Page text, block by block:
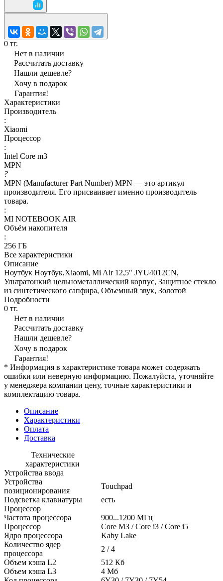
0 тг.
Нет в наличии
Рассчитать доставку
Нашли дешевле?
Хочу в подарок
Гарантия!
Характеристики
Производитель
:
Xiaomi
Процессор
:
Intel Core m3
MPN
?
MPN (Manufacturer Part Number) MPN — это артикул
производителя. Его присваивает именно производитель
товара.
:
MI NOTEBOOK AIR
Объём накопителя
:
256 ГБ
Все характеристики
Описание
Ноутбук Ноутбук,Xiaomi, Mi Air 12,5" JYU4012CN,
Ультратонкий цельнометаллический корпус, Защитное стекло
из синтетического сапфира, Объемный звук, Золoтой
Подробности
0 тг.
Нет в наличии
Рассчитать доставку
Нашли дешевле?
Хочу в подарок
Гарантия!
* Информация в характеристике товара может содержать
ошибки или неверную информацию. Пожалуйста, уточняйте
у менеджера компании цену, точные характеристики и
комплектацию товара.
Описание
Характеристики
Оплата
Доставка
Технические
характеристики
Устройства ввода
Устройства
позиционирования
Touchpad
Подсветка клавиатуры
есть
Процессор
Частота процессора
900...1200 МГц
Процессор
Core M3 / Core i3 / Core i5
Ядро процессора
Kaby Lake
Количество ядер
процессора
2 / 4
Объем кэша L2
512 Кб
Объем кэша L3
4 Мб